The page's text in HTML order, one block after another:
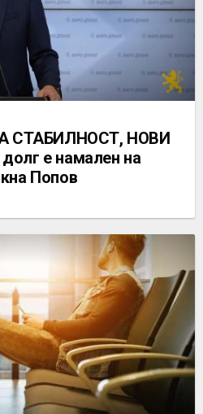
СТАБИЛНОСТ, НОВИ
е намален на
Попов